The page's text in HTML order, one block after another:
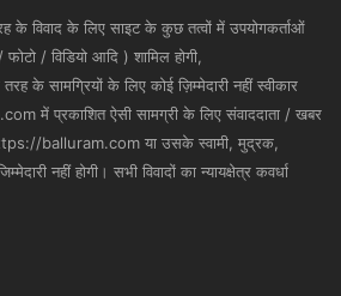
के विवाद के लिए साइट के कुछ तत्वों में उपयोगकर्ताओं
फोटो / विडियो आदि ) शामिल होगी,
सामग्रियों के लिए कोई ज़िम्मेदारी नहीं स्वीकार
में प्रकाशित ऐसी सामग्री के लिए संवाददाता / खबर
https://balluram.com या उसके स्वामी, मुद्रक,
नहीं होगी। सभी विवादों का न्यायक्षेत्र कवर्धा